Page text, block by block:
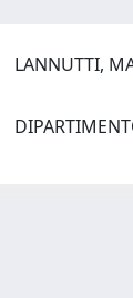
LANNUTTI,